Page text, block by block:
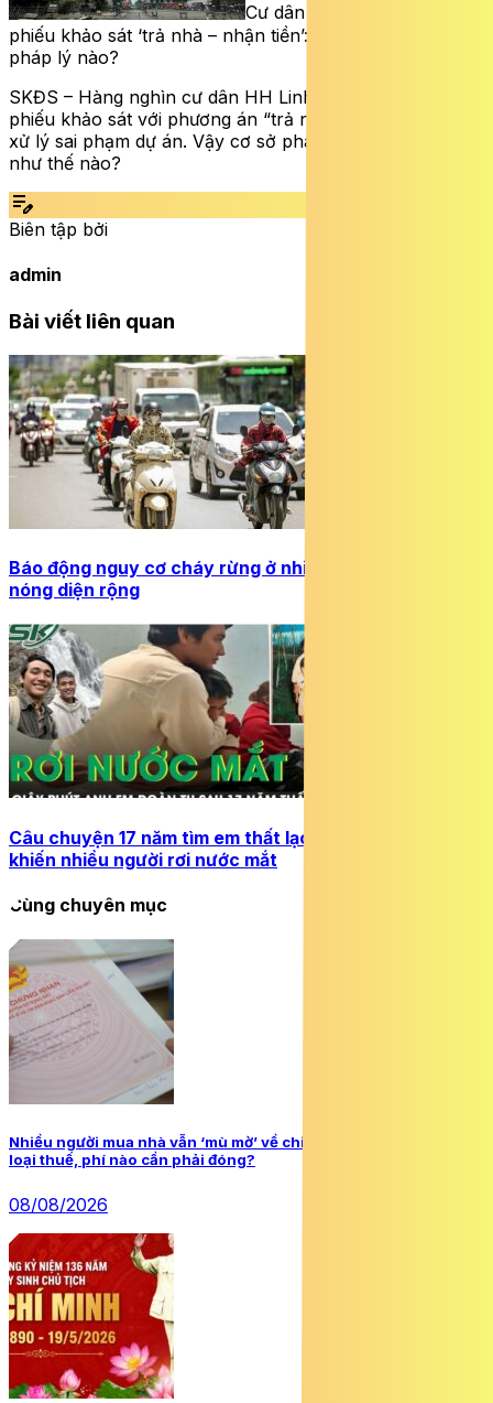
Cư dân HH Linh Đàm nhận
phiếu khảo sát ‘trả nhà – nhận tiền’: Dựa trên cơ sở
pháp lý nào?
SKĐS – Hàng nghìn cư dân HH Linh Đàm bất ngờ nhận
phiếu khảo sát với phương án “trả nhà – nhận tiền” để
xử lý sai phạm dự án. Vậy cơ sở pháp lý của việc này
như thế nào?
edit_note
Biên tập bởi
admin
Bài viết liên quan
Báo động nguy cơ cháy rừng ở nhiều khu vực do nắng
nóng diện rộng
Câu chuyện 17 năm tìm em thất lạc: Giây phút đoàn tụ
khiến nhiều người rơi nước mắt
Cùng chuyên mục
Nhiều người mua nhà vẫn ‘mù mờ’ về chi phí làm sổ đỏ: Những
loại thuế, phí nào cần phải đóng?
08/08/2026